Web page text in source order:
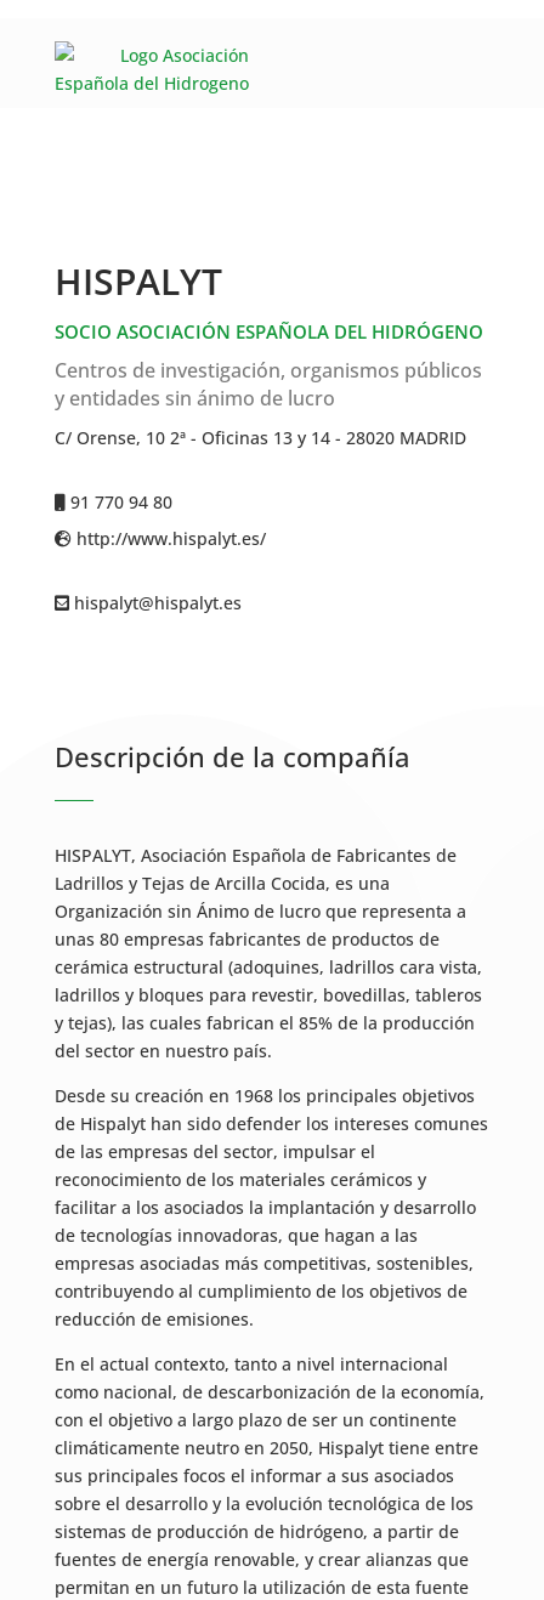
HISPALYT
SOCIO ASOCIACIÓN ESPAÑOLA DEL HIDRÓGENO
Centros de investigación, organismos públicos
y entidades sin ánimo de lucro
C/ Orense, 10 2ª - Oficinas 13 y 14 - 28020 MADRID
91 770 94 80
http://www.hispalyt.es/
hispalyt@hispalyt.es
Descripción de la compañía
HISPALYT, Asociación Española de Fabricantes de
Ladrillos y Tejas de Arcilla Cocida, es una
Organización sin Ánimo de lucro que representa a
unas 80 empresas fabricantes de productos de
cerámica estructural (adoquines, ladrillos cara vista,
ladrillos y bloques para revestir, bovedillas, tableros
y tejas), las cuales fabrican el 85% de la producción
del sector en nuestro país.
Desde su creación en 1968 los principales objetivos
de Hispalyt han sido defender los intereses comunes
de las empresas del sector, impulsar el
reconocimiento de los materiales cerámicos y
facilitar a los asociados la implantación y desarrollo
de tecnologías innovadoras, que hagan a las
empresas asociadas más competitivas, sostenibles,
contribuyendo al cumplimiento de los objetivos de
reducción de emisiones.
En el actual contexto, tanto a nivel internacional
como nacional, de descarbonización de la economía,
con el objetivo a largo plazo de ser un continente
climáticamente neutro en 2050, Hispalyt tiene entre
sus principales focos el informar a sus asociados
sobre el desarrollo y la evolución tecnológica de los
sistemas de producción de hidrógeno, a partir de
fuentes de energía renovable, y crear alianzas que
permitan en un futuro la utilización de esta fuente